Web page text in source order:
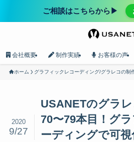
ご相談はこちらから▶︎
会社概要 制作実績 お客様の声
ホーム グラフィックレコーディング/グラレコの制
USANETのグラ
70〜79本目！グ
ーディングで可
2020
9/27